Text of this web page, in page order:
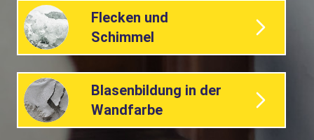
Flecken und
Schimmel
Blasenbildung in der
Wandfarbe